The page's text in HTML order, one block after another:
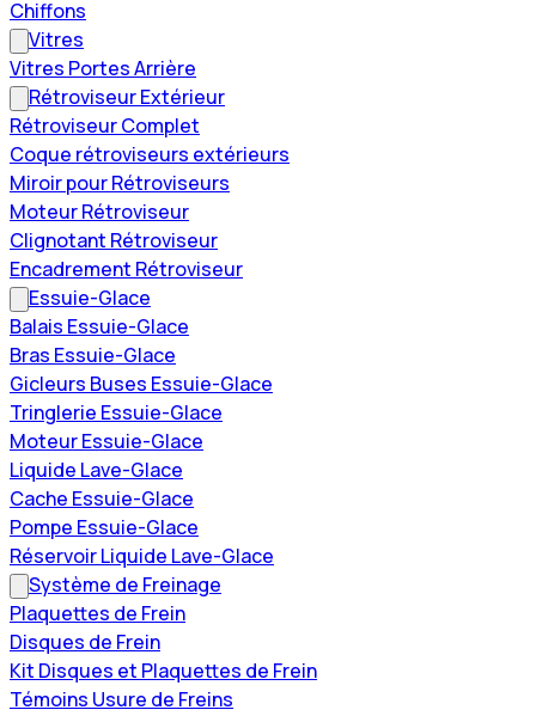
Chiffons
Vitres
Vitres Portes Arrière
Rétroviseur Extérieur
Rétroviseur Complet
Coque rétroviseurs extérieurs
Miroir pour Rétroviseurs
Moteur Rétroviseur
Clignotant Rétroviseur
Encadrement Rétroviseur
Essuie-Glace
Balais Essuie-Glace
Bras Essuie-Glace
Gicleurs Buses Essuie-Glace
Tringlerie Essuie-Glace
Moteur Essuie-Glace
Liquide Lave-Glace
Cache Essuie-Glace
Pompe Essuie-Glace
Réservoir Liquide Lave-Glace
Système de Freinage
Plaquettes de Frein
Disques de Frein
Kit Disques et Plaquettes de Frein
Témoins Usure de Freins